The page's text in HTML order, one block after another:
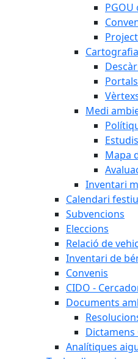
Medi
Mapa
Inventari
Calendari festiu
Subvencions
Eleccions
Relació de
Inventari de
Convenis
CIDO -
Documents
Dictamens
Analítiques